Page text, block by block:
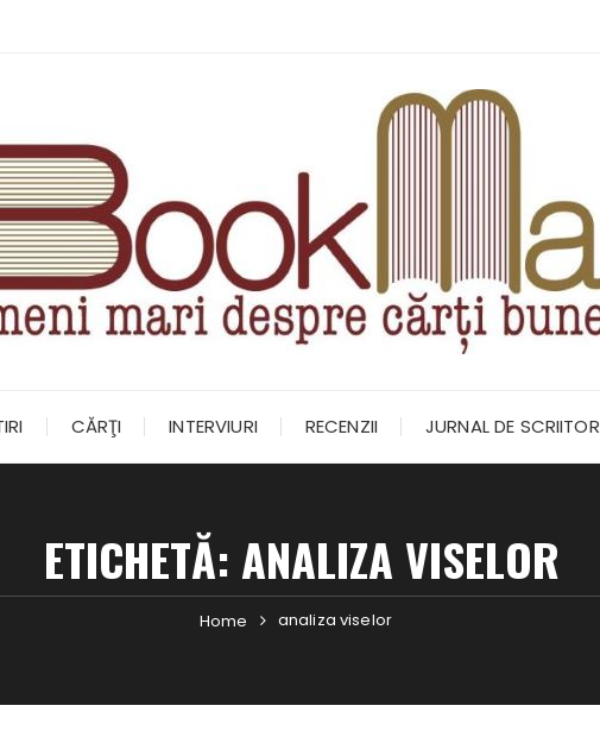
CĂRŢI INTERVIURI RECENZII JURNAL DE SCRIITOR
ETICHETĂ: ANALIZA VISELOR
Home analiza viselor